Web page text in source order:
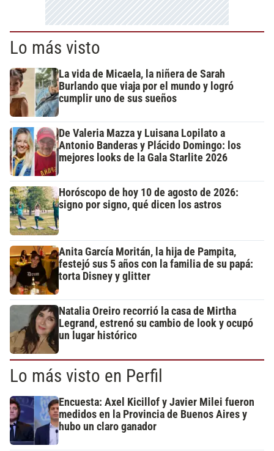
Lo más visto
La vida de Micaela, la niñera de Sarah
Burlando que viaja por el mundo y logró
cumplir uno de sus sueños
De Valeria Mazza y Luisana Lopilato a
Antonio Banderas y Plácido Domingo: los
mejores looks de la Gala Starlite 2026
Horóscopo de hoy 10 de agosto de 2026:
signo por signo, qué dicen los astros
Anita García Moritán, la hija de Pampita,
festejó sus 5 años con la familia de su papá:
torta Disney y glitter
Natalia Oreiro recorrió la casa de Mirtha
Legrand, estrenó su cambio de look y ocupó
un lugar histórico
Lo más visto en Perfil
Encuesta: Axel Kicillof y Javier Milei fueron
medidos en la Provincia de Buenos Aires y
hubo un claro ganador